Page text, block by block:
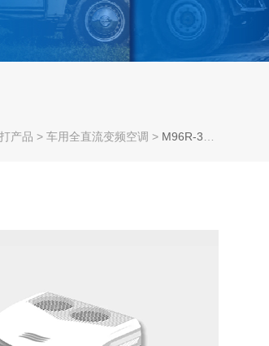
产品 > 车用全直流变频空调 > M96R-325WP